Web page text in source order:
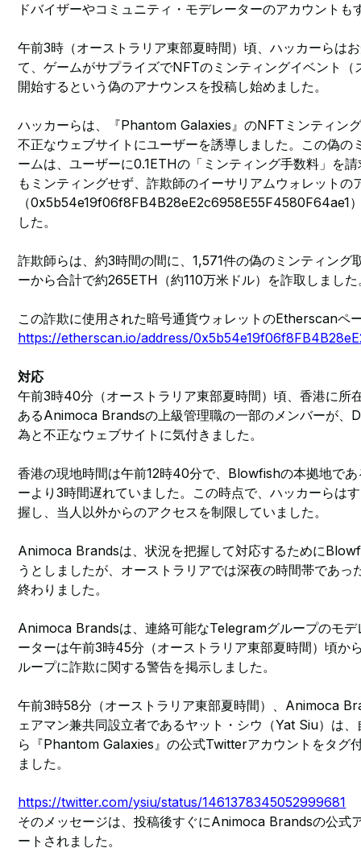
ドバイザーやコミュニティ・モデレーターのアカウントも
午前3時（オーストラリア東部夏時間）頃、ハッカーらは
て、ゲームがサプライズでNFTのミンティングイベント（
開始するという偽のアナウンスを投稿し始めました。
ハッカーらは、『Phantom Galaxies』のNFTミンティン
不正なウェブサイトにユーザーを誘導しました。この偽の
ームは、ユーザーに0.1ETHの「ミンティング手数料」を
もミンティングせず、詐欺師のイーサリアムウォレットの
（0x5b54e19f06f8FB4B28eE2c6958E55F4580F64ae1
した。
詐欺師らは、約3時間の間に、1,571件の偽のミンティン
ーから合計で約265ETH（約110万米ドル）を詐取しました
この詐欺に使用された暗号通貨ウォレットのEtherscanペ
https://etherscan.io/address/
対応
午前3時40分（オーストラリア東部夏時間）頃、香港に所
あるAnimoca Brandsの上級管理職の一部のメンバーが、
為と不正なウェブサイトに気付きました。
香港の現地時間は午前12時40分で、Blowfishの本拠地で
ーより3時間遅れていました。この時点で、ハッカーらは
握し、当人以外からのアクセスを制限していました。
Animoca Brandsは、状況を把握して対応するために
うとしましたが、オーストラリアでは深夜の時間帯であっ
終わりました。
Animoca Brandsは、連絡可能なTelegramグループのモデ
ーターは午前3時45分（オーストラリア東部夏時間）頃か
ループに詐欺に関する警告を掲示しました。
午前3時58分（オーストラリア東部夏時間）、Animoca
ェアマン兼共同設立者であるヤット・シウ（Yat Siu）は
ら『Phantom Galaxies』の公式Twitterアカウントをタグ
ました。
https://twitter.com/ysiu/status/1461378345052999681
そのメッセージは、投稿後すぐにAnimoca Brandsの公式
ートされました。